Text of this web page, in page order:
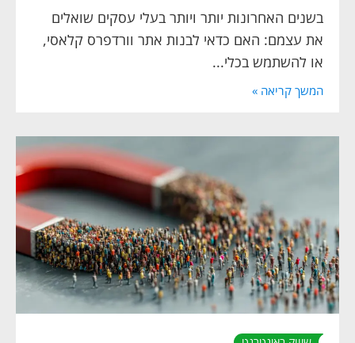
בשנים האחרונות יותר ויותר בעלי עסקים שואלים
את עצמם: האם כדאי לבנות אתר וורדפרס קלאסי,
או להשתמש בכלי...
המשך קריאה »